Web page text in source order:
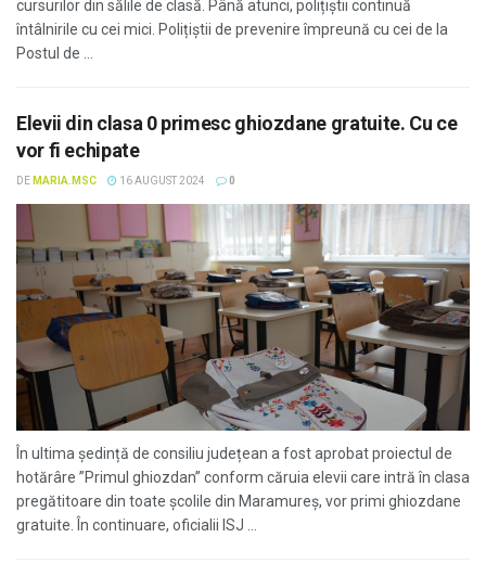
cursurilor din sălile de clasă. Până atunci, polițiștii continuă
întâlnirile cu cei mici. Polițiștii de prevenire împreună cu cei de la
Postul de ...
Elevii din clasa 0 primesc ghiozdane gratuite. Cu ce
vor fi echipate
DE MARIA.MSC 16 AUGUST 2024 0
În ultima ședință de consiliu județean a fost aprobat proiectul de
hotărâre ”Primul ghiozdan” conform căruia elevii care intră în clasa
pregătitoare din toate școlile din Maramureș, vor primi ghiozdane
gratuite. În continuare, oficialii ISJ ...